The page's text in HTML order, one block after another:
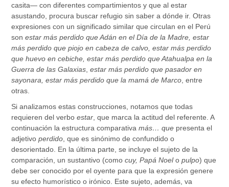
casita— con diferentes compartimientos y que al estar
asustando, procura buscar refugio sin saber a dónde ir. Otras
expresiones con un significado similar que circulan en el Perú
sonestar más perdido que Adán en el Día de la Madre, estar
más perdido que piojo en cabeza de calvo, estar más perdido
que huevo en cebiche, estar más perdido que Atahualpa en la
Guerra de las Galaxias estar más perdido que pasador en
sayonara, estar más perdido que la mamá de Marco , entre
otras.
Si analizamos estas construcciones, notamos que todas
requieren del verboestar , que marca la actitud del referente. A
continuación la estructura comparativamás… que presenta el
adjetivoperdido , que es sinónimo de confundido o
desorientado. En la última parte, se incluye el sujeto de la
comparación, un sustantivo (comocuy, Papá Noelopulpo) que
debe ser conocido por el oyente para que la expresión genere
su efecto humorístico o irónico. Este sujeto, además, va